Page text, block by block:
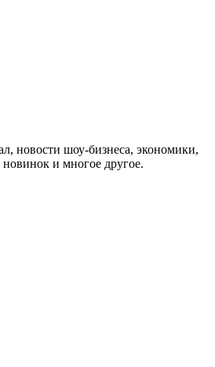
новости шоу-бизнеса, экономики,
и многое другое.